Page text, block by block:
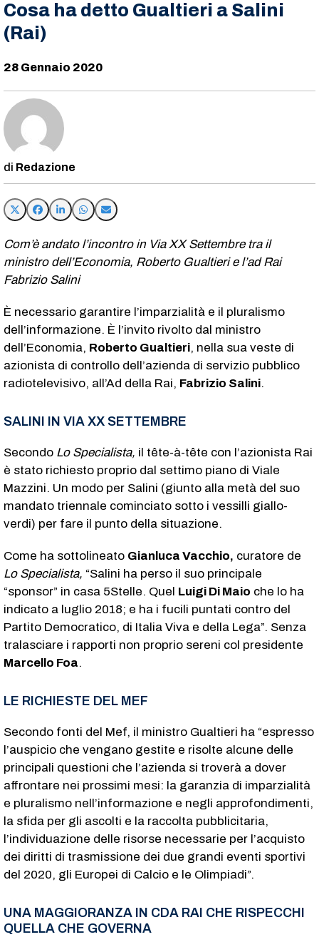
Cosa ha detto Gualtieri a Salini
(Rai)
28 Gennaio 2020
Redazione
Com’è andato l’incontro in Via XX Settembre tra il
ministro dell’Economia, Roberto Gualtieri e l’ad Rai
Fabrizio Salini
È necessario garantire l’imparzialità e il pluralismo
dell’informazione. È l’invito rivolto dal ministro
dell’Economia, Roberto Gualtieri, nella sua veste di
azionista di controllo dell’azienda di servizio pubblico
radiotelevisivo, all’Ad della Rai, Fabrizio Salini.
SALINI IN VIA XX SETTEMBRE
Secondo Lo Specialista, il tête-à-tête con l’azionista Rai
è stato richiesto proprio dal settimo piano di Viale
Mazzini. Un modo per Salini (giunto alla metà del suo
mandato triennale cominciato sotto i vessilli giallo-
verdi) per fare il punto della situazione.
Come ha sottolineato Gianluca Vacchio, curatore de
Lo Specialista, “Salini ha perso il suo principale
“sponsor” in casa 5Stelle. Quel Luigi Di Maio che lo ha
indicato a luglio 2018; e ha i fucili puntati contro del
Partito Democratico, di Italia Viva e della Lega”. Senza
tralasciare i rapporti non proprio sereni col presidente
Marcello Foa.
LE RICHIESTE DEL MEF
Secondo fonti del Mef, il ministro Gualtieri ha “espresso
l’auspicio che vengano gestite e risolte alcune delle
principali questioni che l’azienda si troverà a dover
affrontare nei prossimi mesi: la garanzia di imparzialità
e pluralismo nell’informazione e negli approfondimenti,
la sfida per gli ascolti e la raccolta pubblicitaria,
l’individuazione delle risorse necessarie per l’acquisto
dei diritti di trasmissione dei due grandi eventi sportivi
del 2020, gli Europei di Calcio e le Olimpiadi”.
UNA MAGGIORANZA IN CDA RAI CHE RISPECCHI
QUELLA CHE GOVERNA